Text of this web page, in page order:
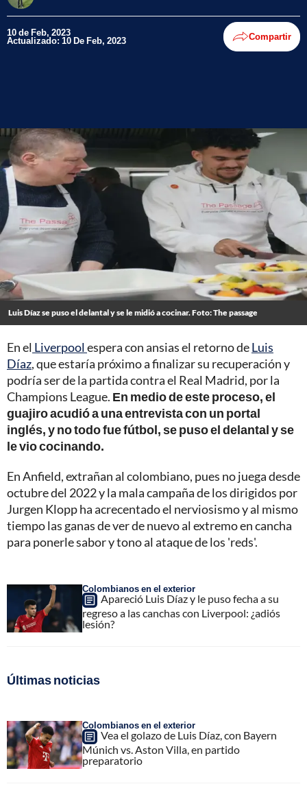
10 de Feb, 2023
Actualizado: 10 De Feb, 2023 Compartir
Luis Díaz se puso el delantal y se le midió a cocinar. Foto: The passage
En el Liverpoolespera con ansias el retorno deLuis
Díaz, que estaría próximo a finalizar su recuperación y
podría ser de la partida contra el Real Madrid, por la
Champions League. En medio de este proceso, el
guajiro acudió a una entrevista con un portal
inglés, y no todo fue fútbol, se puso el delantal y se
le vio cocinando.
En Anfield, extrañan al colombiano, pues no juega desde
octubre del 2022 y la mala campaña de los dirigidos por
Jurgen Klopp ha acrecentado el nerviosismo y al mismo
tiempo las ganas de ver de nuevo al extremo en cancha
para ponerle sabor y tono al ataque de los 'reds'.
Colombianos en el exterior
Apareció Luis Díaz y le puso fecha a su
regreso a las canchas con Liverpool: ¿adiós
lesión?
Últimas noticias
Colombianos en el exterior
Vea el golazo de Luis Díaz, con Bayern
Múnich vs. Aston Villa, en partido
preparatorio